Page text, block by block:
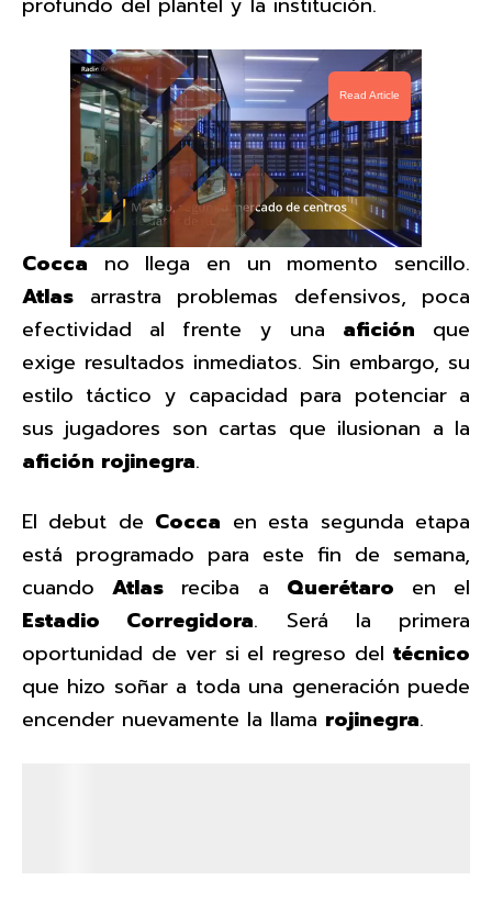
Read Article
Cocca no llega en un momento sencillo.
Atlas arrastra problemas defensivos, poca
efectividad al frente y una afición que
exige resultados inmediatos. Sin embargo, su
estilo táctico y capacidad para potenciar a
sus jugadores son cartas que ilusionan a la
afición rojinegra.
El debut de Cocca en esta segunda etapa
está programado para este fin de semana,
cuandoAtlas reciba a Querétaro en el
Estadio Corregidora. Será la primera
oportunidad de ver si el regreso del técnico
que hizo soñar a toda una generación puede
encender nuevamente la llama rojinegra.